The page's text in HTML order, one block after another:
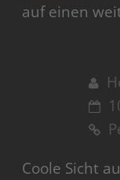
auf einen
Coole Sicht